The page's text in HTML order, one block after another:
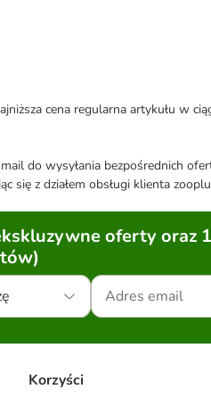
cena regularna artykułu w
do wysyłania bezpośrednich
się z działem obsługi klienta
oferty oraz
Korzyści